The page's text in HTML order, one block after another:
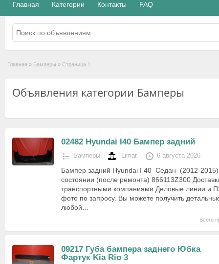
Главная Категории Контакты FAQ
Главная » Бамперы » Страница 1
Объявления категории Бамперы
02482 Hyundai I40 Бампер задний
Бамперы Limar 6 августа 2026
Бампер задний Hyundai I 40 Седан (2012-
состоянии (после ремонта) 866113Z300
транспортными компаниями Деловые линии и
фото по запросу. Вы можете получить
любой…
Всего
09217 Губа бампера заднего Юбка
Фартук Kia Rio 3